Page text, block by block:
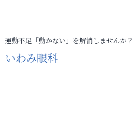
運動不足「動かない」を解消しませんか？
いわみ眼科